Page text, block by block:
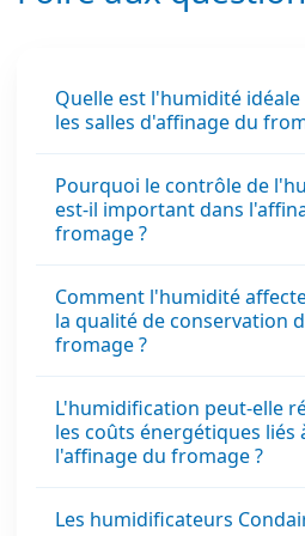
Quelle est l'humidité
les salles d'affinage du
Pourquoi le contrôle de
est-il important dans
fromage ?
Comment l'humidité
la qualité de conservation
fromage ?
L'humidification peut-elle
les coûts énergétiques liés
l'affinage du fromage ?
Les humidificateurs